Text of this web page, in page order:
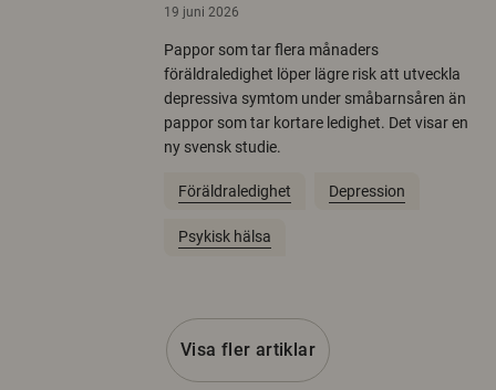
19 juni 2026
Pappor som tar flera månaders
föräldraledighet löper lägre risk att utveckla
depressiva symtom under småbarnsåren än
pappor som tar kortare ledighet. Det visar en
ny svensk studie.
Föräldraledighet Depression
Psykisk hälsa
Visa fler artiklar